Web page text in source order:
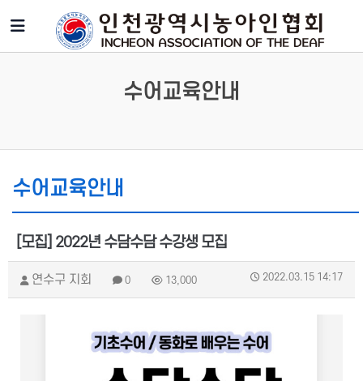
수어교육안내
수어교육안내
[모집] 2022년 수담수담 수강생 모집
연수구 지회 0 13,000 2022.03.15 14:17